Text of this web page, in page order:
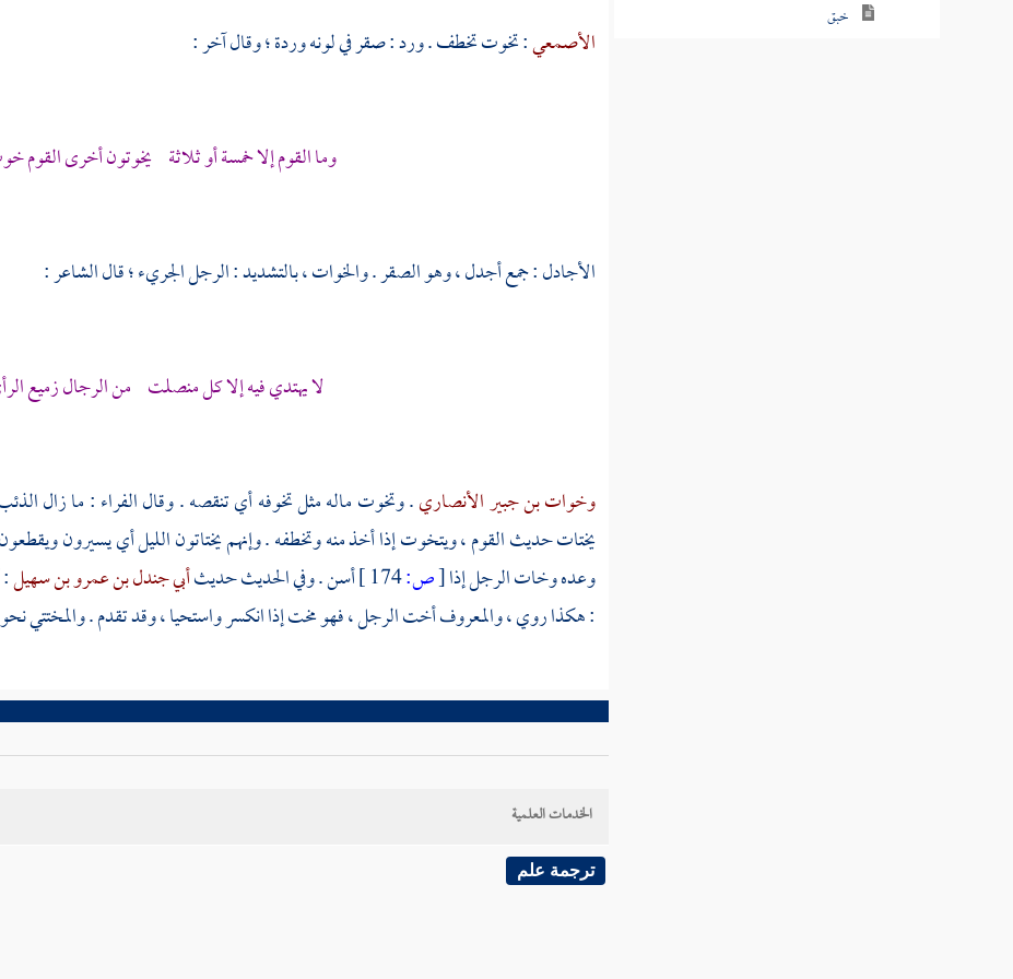
خبق
الأصمعي: تخوت تخطف . ورد : صقر في لونه وردة ؛ وقال آخر :
وما القوم إلا خمسة أو ثلاثة يخوتون أخرى القوم
الأجادل : جمع أجدل ، وهو الصقر . والخوات ، بالتشديد : الرجل الجريء ؛ قال الشاعر :
لا يهتدي فيه إلا كل منصلت من الرجال زميع
وخوات بن جبير الأنصاري. وتخوت ماله مثل تخوفه أي تنقصه . وقالالفراء: ما زال
يختات حديث القوم ، ويتخوت إذا أخذ منه وتخطفه . وإنهم يختاتون الليل أي يسيرون
وعده وخات الرجل إذا[ص: أسن . وفي الحديث حديثأبي جندل بن عمرو بن سهيل:
: هكذا روي ، والمعروف أخت الرجل ، فهو مخت إذا انكسر واستحيا ، وقد تقدم . والمختتي
الخدمات العلمية
ترجمة علم